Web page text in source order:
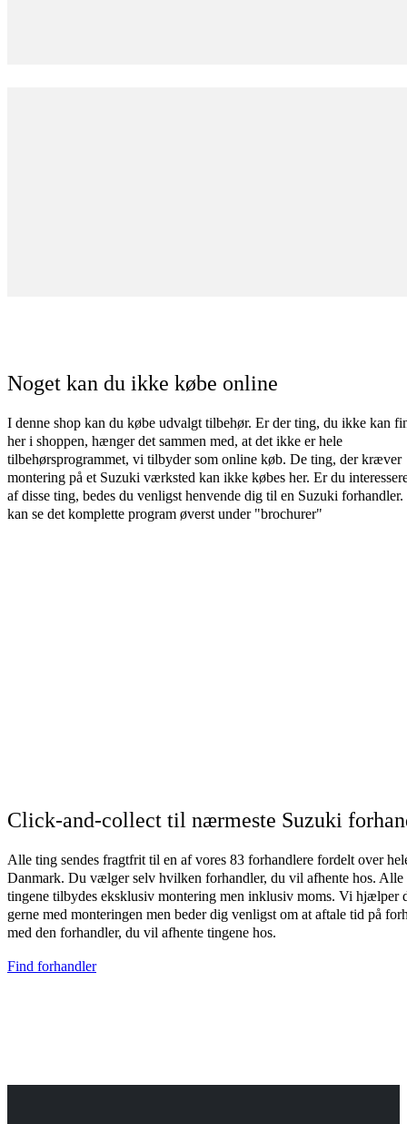
Noget kan du ikke købe online
I denne shop kan du købe udvalgt tilbehør. Er der ting, du ikke kan
her i shoppen, hænger det sammen med, at det ikke er hele
tilbehørsprogrammet, vi tilbyder som online køb. De ting, der kræver
montering på et Suzuki værksted kan ikke købes her. Er du
af disse ting, bedes du venligst henvende dig til en Suzuki
kan se det komplette program øverst under "brochurer"
Click-and-collect til nærmeste Suzuki
Alle ting sendes fragtfrit til en af vores 83 forhandlere fordelt over
Danmark. Du vælger selv hvilken forhandler, du vil afhente hos. Alle
tingene tilbydes eksklusiv montering men inklusiv moms. Vi hjælper
gerne med monteringen men beder dig venligst om at aftale tid på
med den forhandler, du vil afhente tingene hos.
Find forhandler